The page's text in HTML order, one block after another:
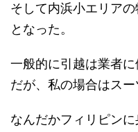
そして内浜小エリア
となった。
一般的に引越は業者
だが、私の場合はスー
なんだかフィリピン